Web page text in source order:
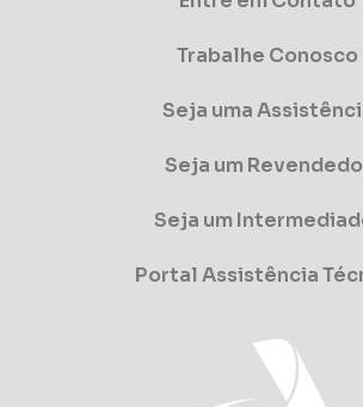
Trabalhe Conosco
Seja uma
Seja um
Seja um
Portal Assistência